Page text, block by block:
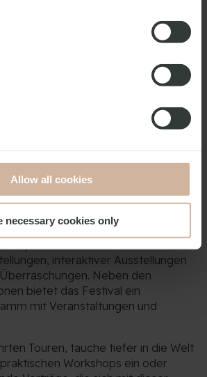
Allow all cookies
necessary cookies only
und projizierte Kunstwerke.
Straßen und Parks der Stadt und lass
innovativen Lichtinstallationen
Während einige Installationen
zu finden sind, befindet
Lichtkunst nahtlos in
Räume und verwandelt
der Kanäle, historische Plätze und
interaktiver Ausstellungen
Neben den
bietet das Festival ein
mit Veranstaltungen und
Touren, tauche tiefer in die Welt
Workshops ein oder